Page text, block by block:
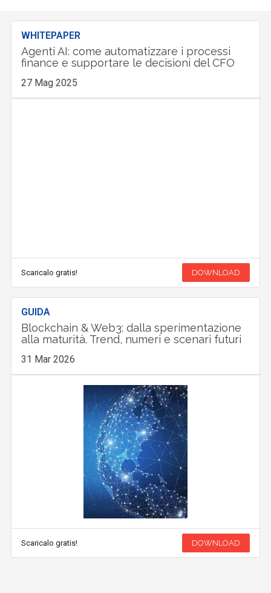
WHITEPAPER
Agenti AI: come automatizzare i processi
finance e supportare le decisioni del CFO
27 Mag 2025
Scaricalo gratis! DOWNLOAD
GUIDA
Blockchain & Web3: dalla sperimentazione
alla maturità. Trend, numeri e scenari futuri
31 Mar 2026
Scaricalo gratis! DOWNLOAD